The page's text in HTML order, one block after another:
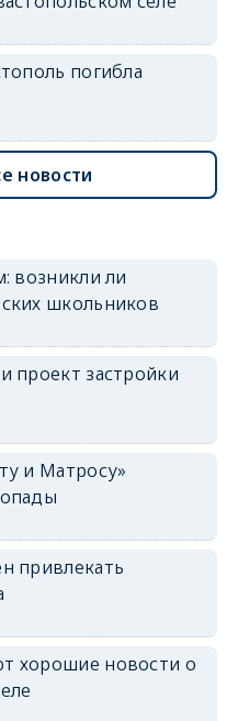
погибла
новости
возникли ли
школьников
проект застройки
и Матросу»
привлекать
хорошие новости о